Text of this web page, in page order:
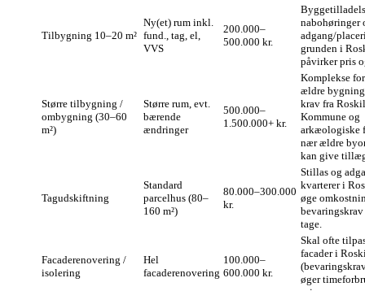
Tilbygning 10–20 m²
Ny(et) rum inkl.
fund., tag, el,
VVS
200.000–
500.000 kr.
nabohøringer
adgang/
grunden i
påvirker pris
Større tilbygning /
ombygning (30–60
m²)
Større rum, evt.
bærende
ændringer
500.000–
1.500.000+ kr.
Komplekse
ældre
krav fra
Kommune og
arkæologiske
nær ældre
kan give
Tagudskiftning
Standard
parcelhus (80–
160 m²)
80.000–300.000
kr.
Stillas og
kvarterer i
øge
tage.
Facaderenovering /
isolering
Hel
facaderenovering
100.000–
600.000 kr.
Skal ofte
facader i
øger